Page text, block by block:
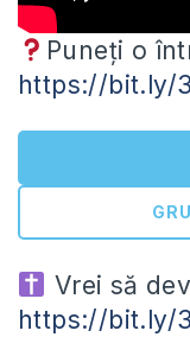
Puneți o
https://bit.ly/
Vrei să
https://bit.ly/